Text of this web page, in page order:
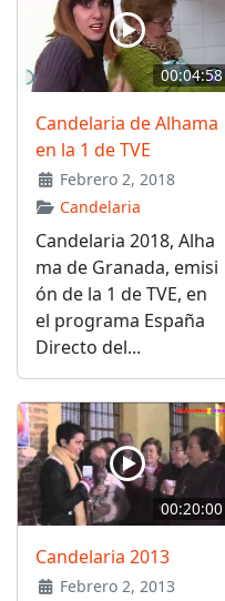
00:04:58
Candelaria de Alhama
en la 1 de TVE
Febrero 2, 2018
Candelaria
Candelaria 2018, Alha
ma de Granada, emisi
ón de la 1 de TVE, en
el programa España
Directo del...
00:20:00
Candelaria 2013
Febrero 2, 2013